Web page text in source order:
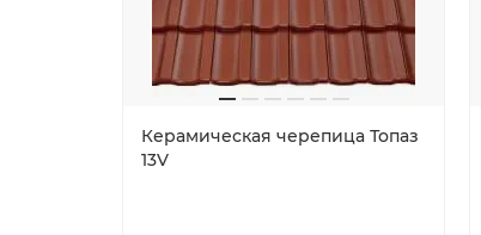
Керамическая черепица Топаз
13V